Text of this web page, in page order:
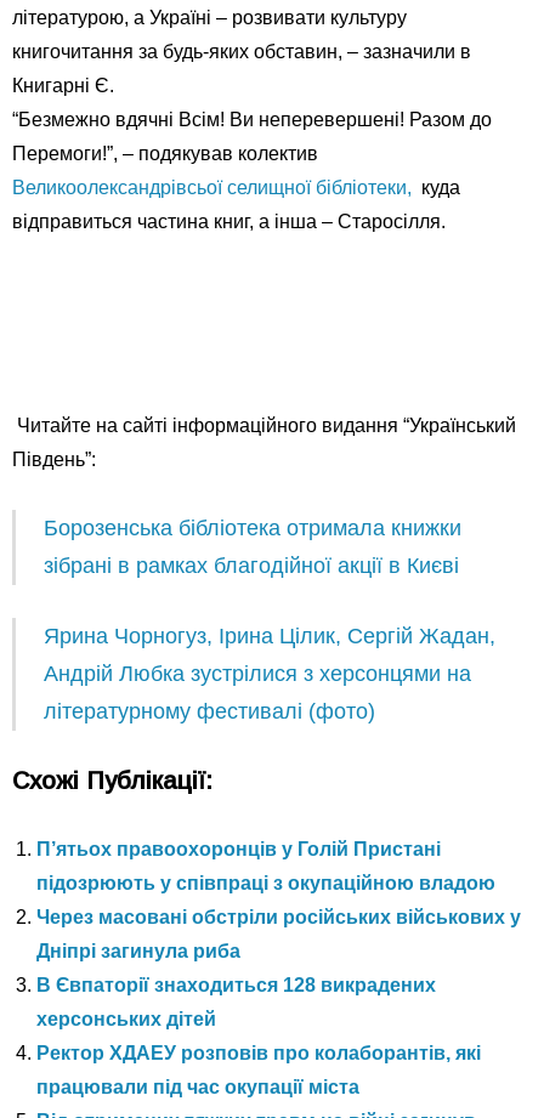
літературою, а Україні – розвивати культуру
книгочитання за будь-яких обставин, – зазначили в
Книгарні Є.
“Безмежно вдячні Всім! Ви неперевершені! Разом до
Перемоги!”, – подякував колектив
Великоолександрівсьої селищної бібліотеки, куда
відправиться частина книг, а інша – Старосілля.
Читайте на сайті інформаційного видання “Український
Південь”:
Борозенська бібліотека отримала книжки
зібрані в рамках благодійної акції в Києві
Ярина Чорногуз, Ірина Цілик, Сергій Жадан,
Андрій Любка зустрілися з херсонцями на
літературному фестивалі (фото)
Схожі Публікації:
П’ятьох правоохоронців у Голій Пристані
підозрюють у співпраці з окупаційною владою
Через масовані обстріли російських військових у
Дніпрі загинула риба
В Євпаторії знаходиться 128 викрадених
херсонських дітей
Ректор ХДАЕУ розповів про колаборантів, які
працювали під час окупації міста